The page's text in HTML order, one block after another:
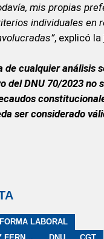
mis propias
individuales en
, explicó la
de cualquier análisis
del DNU 70/2023 no
ser considerado
LABORAL